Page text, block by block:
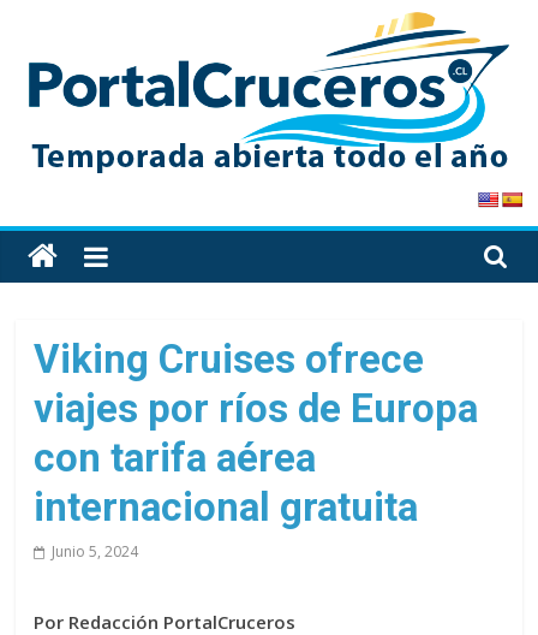
content
PortalCruceros
Toda
la
de
cruceros
en
solo
sitio
Viking Cruises ofrece
viajes por ríos de Europa
con tarifa aérea
internacional gratuita
Junio 5, 2024
Por Redacción PortalCruceros